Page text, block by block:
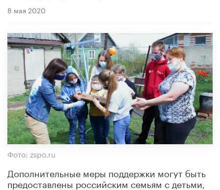
8 мая 2020
Фото: zspo.ru
Дополнительные меры поддержки могут быть
предоставлены российским семьям с детьми,